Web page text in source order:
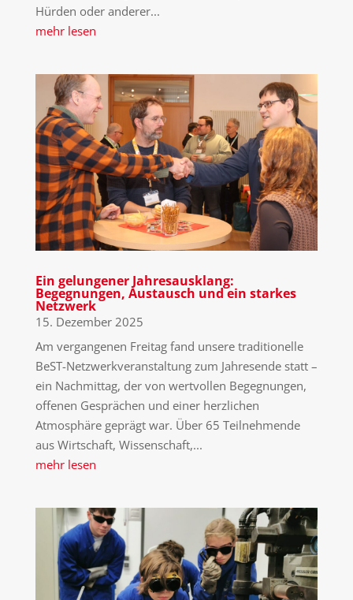
Hürden oder anderer...
mehr lesen
Ein gelungener Jahresausklang:
Begegnungen, Austausch und ein starkes
Netzwerk
15. Dezember 2025
Am vergangenen Freitag fand unsere traditionelle
BeST-Netzwerkveranstaltung zum Jahresende statt –
ein Nachmittag, der von wertvollen Begegnungen,
offenen Gesprächen und einer herzlichen
Atmosphäre geprägt war. Über 65 Teilnehmende
aus Wirtschaft, Wissenschaft,...
mehr lesen